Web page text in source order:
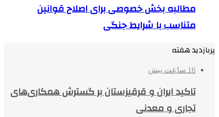
مطالبه بخش خصوصی برای اصلاح قوانین
متناسب با شرایط جنگی
پربازدید هفته
16 ساعت پیش
تاکید ایران و قرقیزستان بر گسترش همکاری‌های
تجاری و معدنی